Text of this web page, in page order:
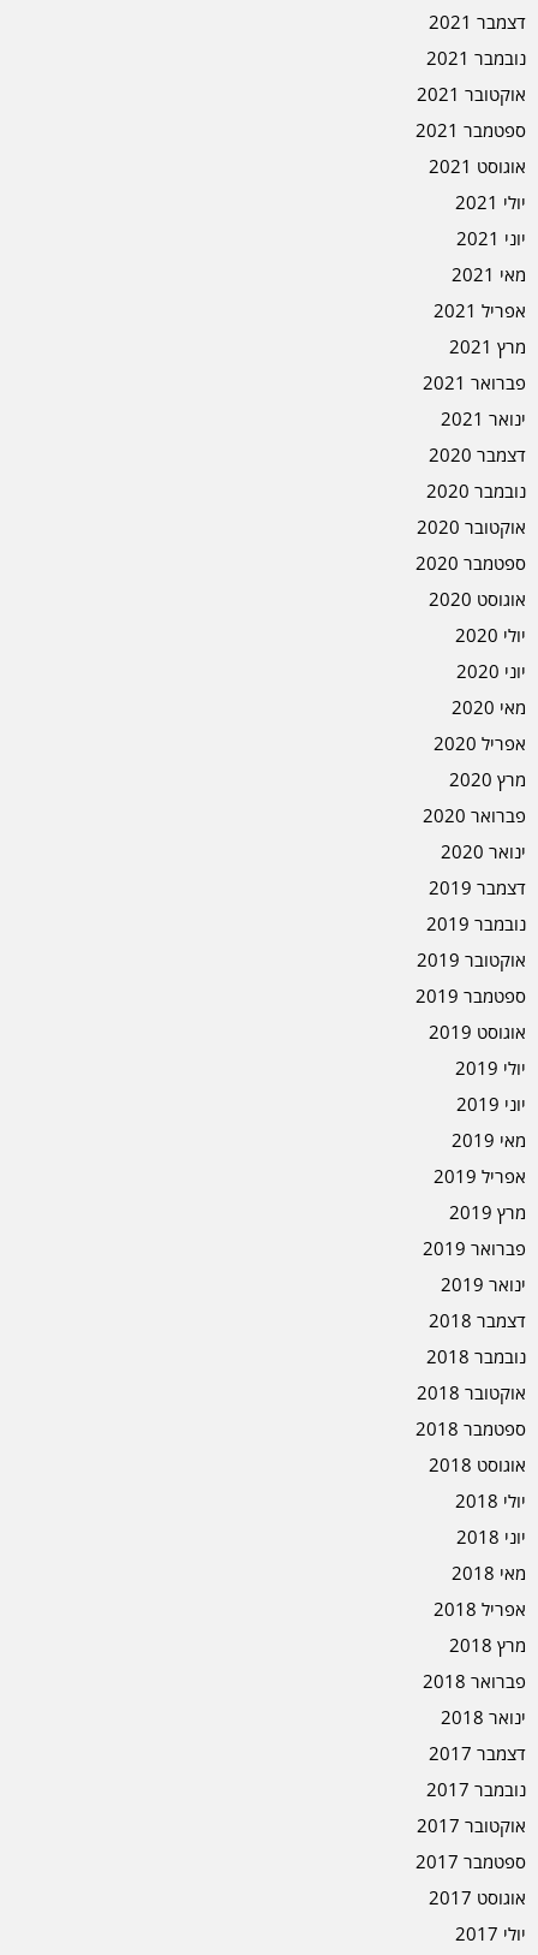
דצמבר 2021
נובמבר 2021
אוקטובר 2021
ספטמבר 2021
אוגוסט 2021
יולי 2021
יוני 2021
מאי 2021
אפריל 2021
מרץ 2021
פברואר 2021
ינואר 2021
דצמבר 2020
נובמבר 2020
אוקטובר 2020
ספטמבר 2020
אוגוסט 2020
יולי 2020
יוני 2020
מאי 2020
אפריל 2020
מרץ 2020
פברואר 2020
ינואר 2020
דצמבר 2019
נובמבר 2019
אוקטובר 2019
ספטמבר 2019
אוגוסט 2019
יולי 2019
יוני 2019
מאי 2019
אפריל 2019
מרץ 2019
פברואר 2019
ינואר 2019
דצמבר 2018
נובמבר 2018
אוקטובר 2018
ספטמבר 2018
אוגוסט 2018
יולי 2018
יוני 2018
מאי 2018
אפריל 2018
מרץ 2018
פברואר 2018
ינואר 2018
דצמבר 2017
נובמבר 2017
אוקטובר 2017
ספטמבר 2017
אוגוסט 2017
יולי 2017